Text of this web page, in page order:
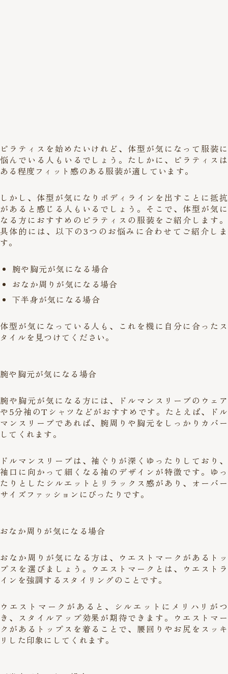
ピラティスを始めたいけれど、体型が気になって服装に
悩んでいる人もいるでしょう。たしかに、ピラティスは
ある程度フィット感のある服装が適しています。
しかし、体型が気になりボディラインを出すことに抵抗
があると感じる人もいるでしょう。そこで、体型が気に
なる方におすすめのピラティスの服装をご紹介します。
具体的には、以下の3つのお悩みに合わせてご紹介しま
す。
腕や胸元が気になる場合
おなか周りが気になる場合
下半身が気になる場合
体型が気になっている人も、これを機に自分に合ったス
タイルを見つけてください。
腕や胸元が気になる場合
腕や胸元が気になる方には、ドルマンスリーブのウェア
や5分袖のTシャツなどがおすすめです。たとえば、ドル
マンスリーブであれば、腕周りや胸元をしっかりカバー
してくれます。
ドルマンスリーブは、袖ぐりが深くゆったりしており、
袖口に向かって細くなる袖のデザインが特徴です。ゆっ
たりとしたシルエットとリラックス感があり、オーバー
サイズファッションにぴったりです。
おなか周りが気になる場合
おなか周りが気になる方は、ウエストマークがあるトッ
プスを選びましょう。ウエストマークとは、ウエストラ
インを強調するスタイリングのことです。
ウエストマークがあると、シルエットにメリハリがつ
き、スタイルアップ効果が期待できます。ウエストマー
クがあるトップスを着ることで、腰回りやお尻をスッキ
リした印象にしてくれます。